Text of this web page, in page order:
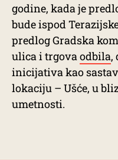
godine, kada je
bude ispod
predlog Gradska
ulica i trgovaodbila,
inicijativa kao
lokaciju – Ušće, u
umetnosti.